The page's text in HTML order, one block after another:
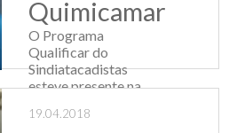
Quimicamar
O Programa
Qualificar do
Sindiatacadistas
esteve presente na
associada
19.04.2018